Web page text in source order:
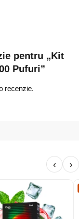
pentru „Kit
Pufuri”
recenzie.
‹ ›